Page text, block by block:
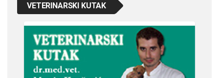
VETERINARSKI KUTAK